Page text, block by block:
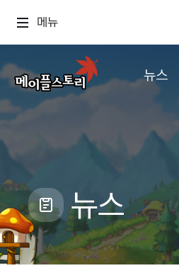
메뉴
뉴스
공지사항
업데이트
캐시샵 공지
메이플 알림판
with maple
뉴스